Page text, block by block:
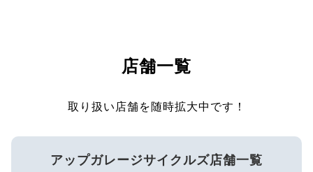
店舗一覧
取り扱い店舗を随時拡大中です！
アップガレージサイクルズ店舗一覧